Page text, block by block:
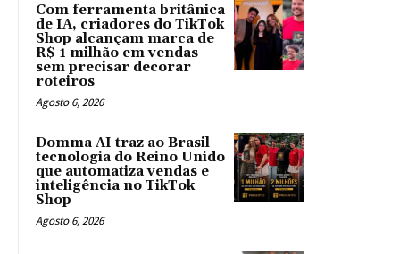
Com ferramenta britânica
de IA, criadores do TikTok
Shop alcançam marca de
R$ 1 milhão em vendas
sem precisar decorar
roteiros
Agosto 6, 2026
Domma AI traz ao Brasil
tecnologia do Reino Unido
que automatiza vendas e
inteligência no TikTok
Shop
Agosto 6, 2026